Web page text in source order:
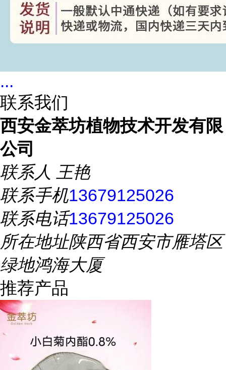
...
联系我们
西安金萃坊植物技术开发有限
公司
联系人 王艳
联系手机13679125026
联系电话13679125026
所在地址陕西省西安市雁塔区
绿地鸿海大厦
推荐产品